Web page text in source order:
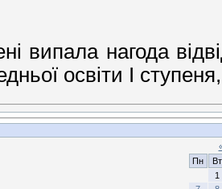
випала нагода
освіти І
Пн
Вт
1